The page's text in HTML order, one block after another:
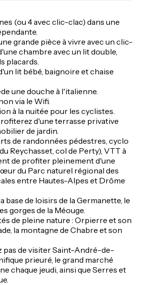
(ou 4 avec clic-clac) dans une
grande pièce à vivre avec un clic-
chambre avec un lit double,
placards.
lit bébé, baignoire et chaise
une douche à l'italienne.
via le Wifi.
à la nuitée pour les cyclistes.
d'une terrasse privative
de jardin.
de randonnées pédestres, cyclo
Reychasset, col de Perty), VTT à
de profiter pleinement d'une
du Parc naturel régional des
entre Hautes-Alpes et Drôme
base de loisirs de la Germanette, le
gorges de la Méouge.
de pleine nature : Orpierre et son
la montagne de Chabre et son
pas de visiter Saint-André-de-
prieuré, le grand marché
chaque jeudi, ainsi que Serres et